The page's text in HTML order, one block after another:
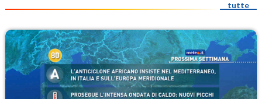
tutte